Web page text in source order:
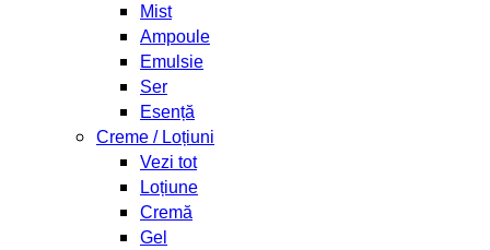
Mist
Ampoule
Emulsie
Ser
Esență
Creme / Loțiuni
Vezi tot
Loțiune
Cremă
Gel